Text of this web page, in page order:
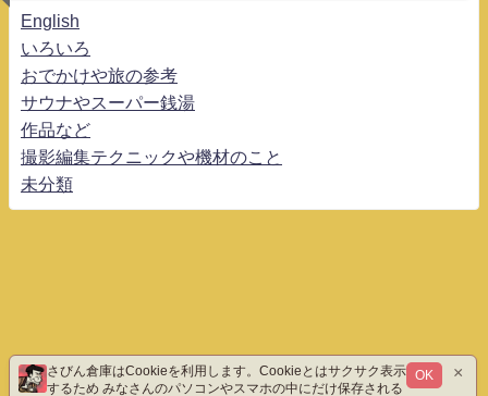
English
いろいろ
おでかけや旅の参考
サウナやスーパー銭湯
作品など
撮影編集テクニックや機材のこと
未分類
さびん倉庫はCookieを利用します。Cookieとはサクサク表示
するため みなさんのパソコンやスマホの中にだけ保存される
OK ×